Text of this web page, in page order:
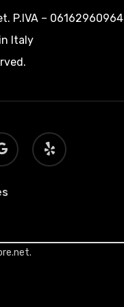
P.IVA – 06162960964
Italy
yelp